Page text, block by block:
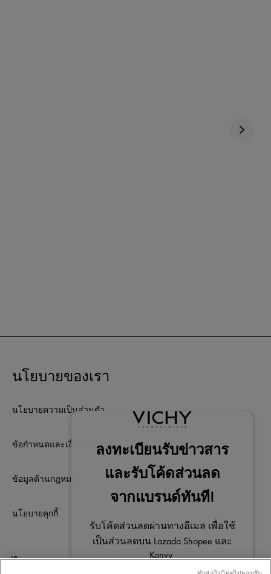
นโยบายของเรา
นโยบายความเป็นส่วนตัว
ข้อกำหนดและเงื่อนไขการใช้เว็บไซต์
ข้อมูลด้านกฎหมาย
นโยบายคุกกี้
ไม่พลาดการติดต่อ